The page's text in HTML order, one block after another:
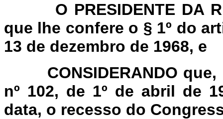
O PRESIDENTE DA
que lhe confere o § 1º do
13 de dezembro de 1968, e
CONSIDERANDO que,
nº 102, de 1º de abril de
data, o recesso do